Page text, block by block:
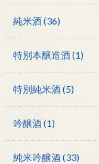
純米酒(36)
特別本醸造酒(1)
特別純米酒(5)
吟醸酒(1)
純米吟醸酒(33)